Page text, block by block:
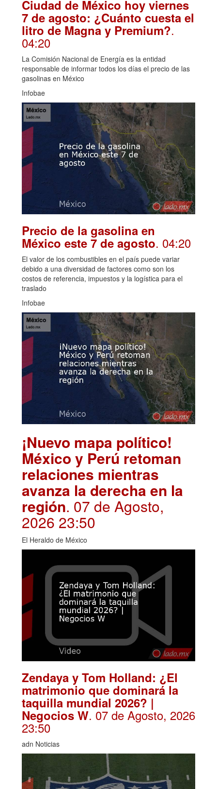
Ciudad de México hoy viernes
7 de agosto: ¿Cuánto cuesta el
litro de Magna y Premium?.
04:20
La Comisión Nacional de Energía es la entidad
responsable de informar todos los días el precio de las
gasolinas en México
Infobae
Precio de la gasolina en
México este 7 de agosto. 04:20
El valor de los combustibles en el país puede variar
debido a una diversidad de factores como son los
costos de referencia, impuestos y la logística para el
traslado
Infobae
¡Nuevo mapa político!
México y Perú retoman
relaciones mientras
avanza la derecha en la
región. 07 de Agosto,
2026 23:50
El Heraldo de México
Zendaya y Tom Holland: ¿El
matrimonio que dominará la
taquilla mundial 2026? |
Negocios W. 07 de Agosto, 2026
23:50
adn Noticias